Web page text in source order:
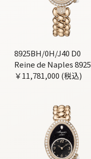
8925BH/0H/J40 D0
Reine de Naples 8925
￥11,781,000 (税込)